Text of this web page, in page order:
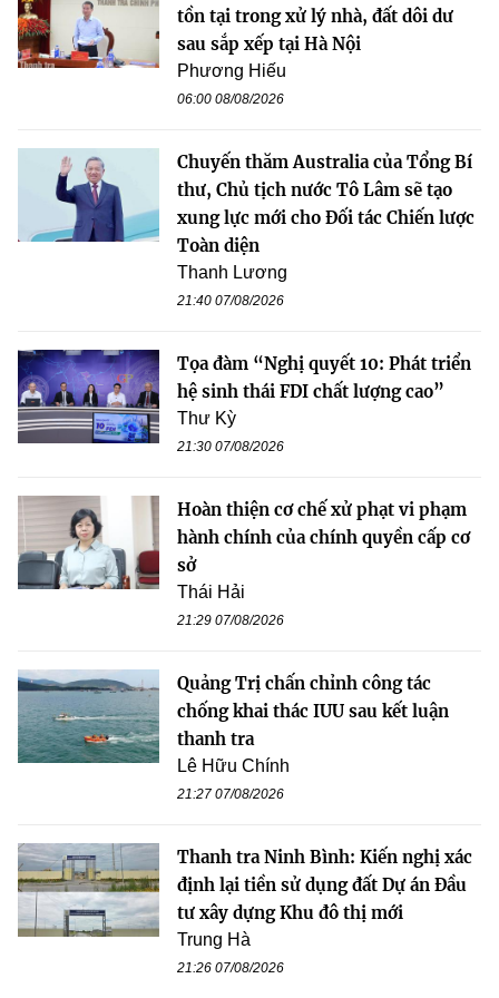
tồn tại trong xử lý nhà, đất dôi dư
sau sắp xếp tại Hà Nội
Phương Hiếu
06:00 08/08/2026
Chuyến thăm Australia của Tổng Bí
thư, Chủ tịch nước Tô Lâm sẽ tạo
xung lực mới cho Đối tác Chiến lược
Toàn diện
Thanh Lương
21:40 07/08/2026
Tọa đàm “Nghị quyết 10: Phát triển
hệ sinh thái FDI chất lượng cao”
Thư Kỳ
21:30 07/08/2026
Hoàn thiện cơ chế xử phạt vi phạm
hành chính của chính quyền cấp cơ
sở
Thái Hải
21:29 07/08/2026
Quảng Trị chấn chỉnh công tác
chống khai thác IUU sau kết luận
thanh tra
Lê Hữu Chính
21:27 07/08/2026
Thanh tra Ninh Bình: Kiến nghị xác
định lại tiền sử dụng đất Dự án Đầu
tư xây dựng Khu đô thị mới
Trung Hà
21:26 07/08/2026